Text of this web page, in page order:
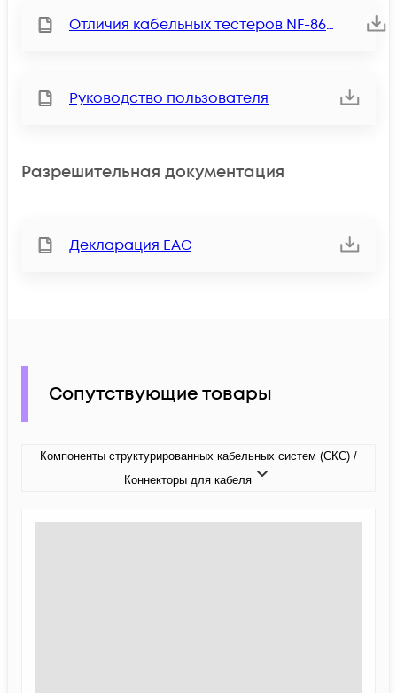
Отличия кабельных тестеров NF-8601 и NF-8601S
Руководство пользователя
Разрешительная документация
Декларация ЕАС
Сопутствующие товары
Компоненты структурированных кабельных систем (СКС) /
Коннекторы для кабеля